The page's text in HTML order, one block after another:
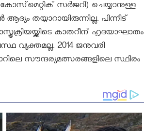
സര്‍ജറി) ചെയ്യാനുള്ള
തയ്യാറായിരുന്നില്ല. പിന്നീട്
കാതറീന് ഹൃദയാഘാതം
2014 ജനുവരി
സൗന്ദര്യമത്സരങ്ങളിലെ സ്ഥിരം